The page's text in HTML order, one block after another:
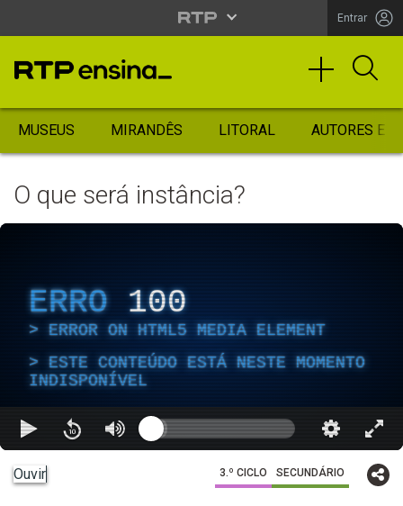
Entrar
MUSEUS MIRANDÊS LITORAL AUTORES
O que será instância?
ERRO 100
ERROR ON HTML5 MEDIA ELEMENT
ESTE CONTEÚDO ESTÁ NESTE MOMENTO
INDISPONÍVEL
Ouvir 3.º CICLO SECUNDÁRIO